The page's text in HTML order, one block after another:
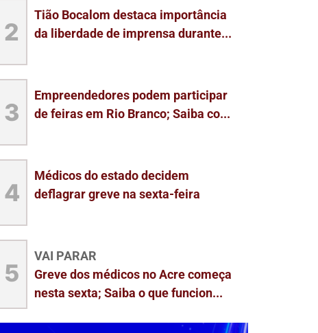
2
Tião Bocalom destaca importância
da liberdade de imprensa durante...
3
Empreendedores podem participar
de feiras em Rio Branco; Saiba co...
4
Médicos do estado decidem
deflagrar greve na sexta-feira
5
VAI PARAR
Greve dos médicos no Acre começa
nesta sexta; Saiba o que funcion...